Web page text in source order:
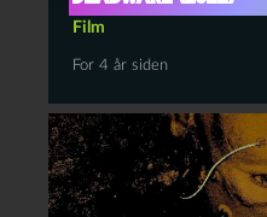
Film
For 4 år siden